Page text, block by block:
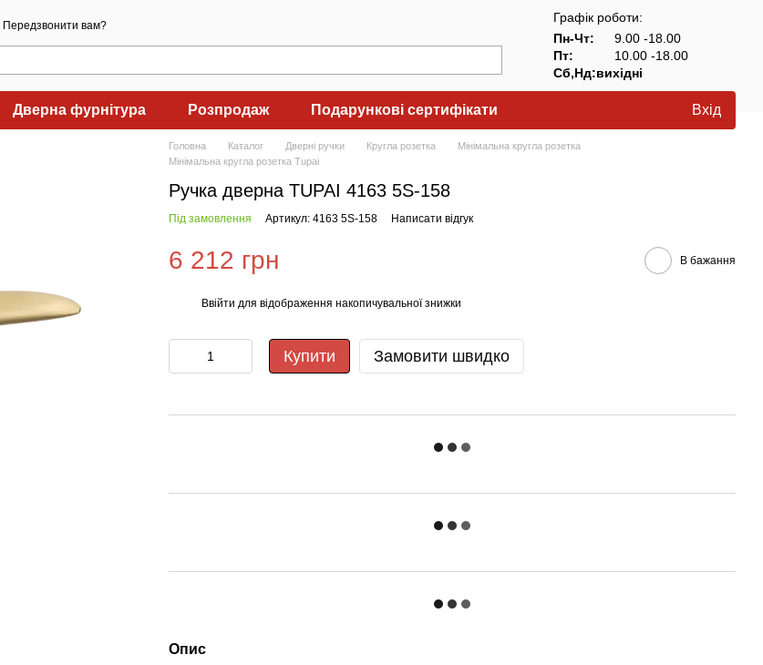
Передзвонити вам?
Графік роботи:
Пн-Чт:
9.00 -18.00
Пт:
10.00 -18.00
Сб,Нд:вихідні
Дверна фурнітура Розпродаж Подарункові сертифікати Вхід
Головна Каталог Дверні ручки Кругла розетка
Мінімальна кругла розетка
Мінімальна кругла розетка Tupai
Ручка дверна TUPAI 4163 5S-158
Під замовлення Артикул: 4163 5S-158 Написати відгук
6 212 грн В бажання
Ввійти для відображення накопичувальної знижки
Купити Замовити швидко
Опис